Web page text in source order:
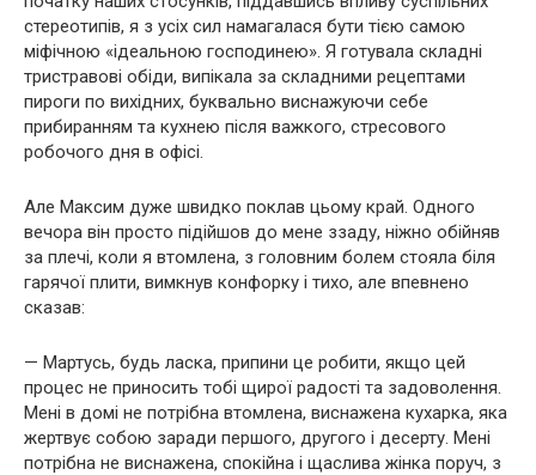
стереотипів, я з усіх сил намагалася бути тією самою
міфічною «ідеальною господинею». Я готувала складні
тристравові обіди, випікала за складними рецептами
пироги по вихідних, буквально виснажуючи себе
прибиранням та кухнею після важкого, стресового
робочого дня в офісі.
Але Максим дуже швидко поклав цьому край. Одного
вечора він просто підійшов до мене ззаду, ніжно обійняв
за плечі, коли я втомлена, з головним болем стояла біля
гарячої плити, вимкнув конфорку і тихо, але впевнено
сказав:
— Мартусь, будь ласка, припини це робити, якщо цей
процес не приносить тобі щирої радості та задоволення.
Мені в домі не потрібна втомлена, виснажена кухарка, яка
жертвує собою заради першого, другого і десерту. Мені
потрібна не виснажена, спокійна і щаслива жінка поруч, з